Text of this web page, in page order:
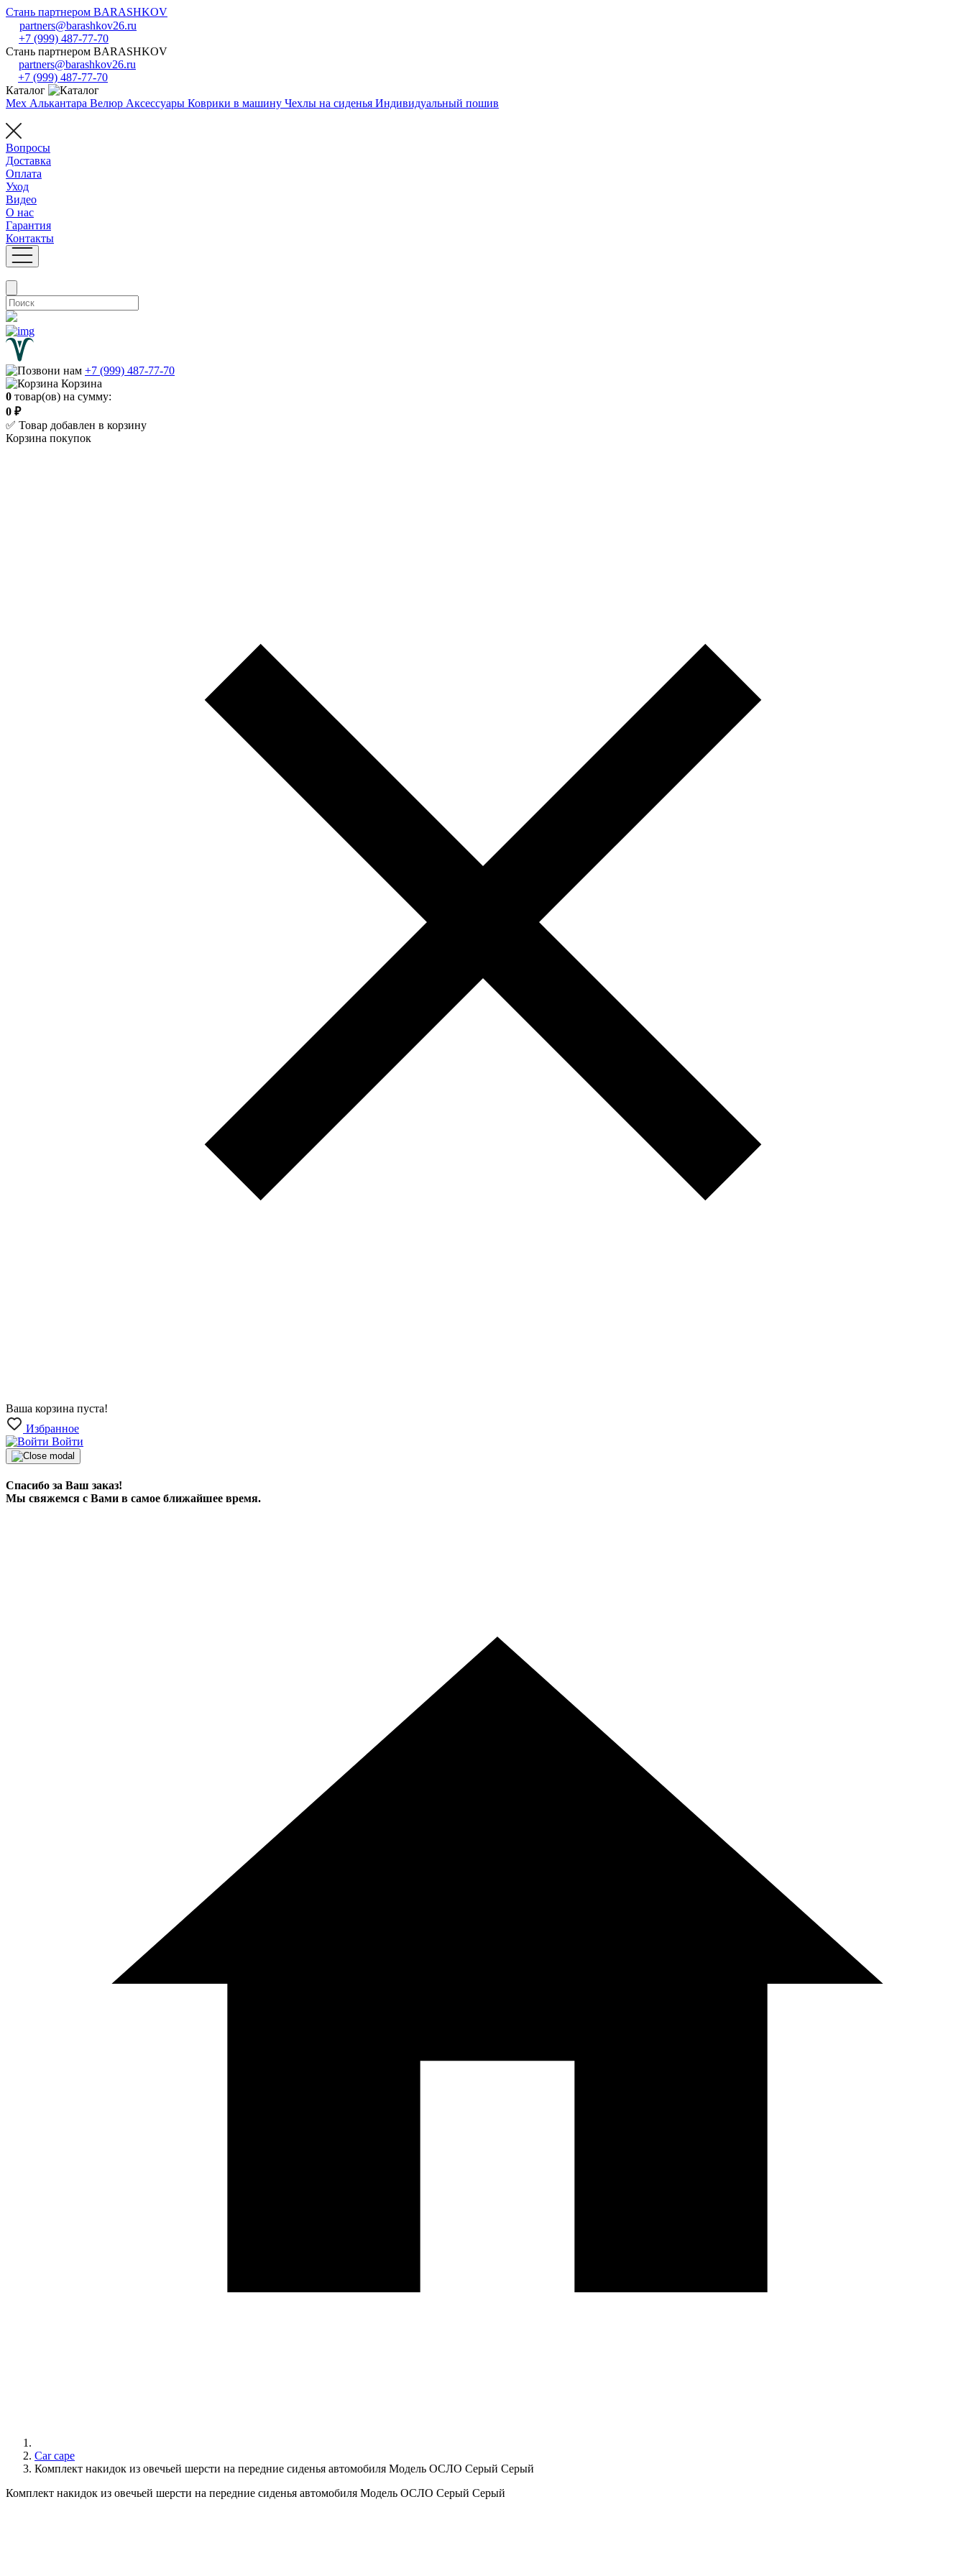
Стань партнером BARASHKOV
partners@barashkov26.ru
+7 (999) 487-77-70
Стань партнером BARASHKOV
partners@barashkov26.ru
+7 (999) 487-77-70
Каталог
Мех Алькантара Велюр Аксессуары Коврики в машину Чехлы на сиденья Индивидуальный пошив
Вопросы
Доставка
Оплата
Уход
Видео
О нас
Гарантия
Контакты
+7 (999) 487-77-70
Корзина
0 товар(ов) на сумму:
0 ₽
✅ Товар добавлен в корзину
Корзина покупок
Ваша корзина пуста!
Избранное
Войти
Спасибо за Ваш заказ!
Мы свяжемся с Вами в самое ближайшее время.
Car cape
Комплект накидок из овечьей шерсти на передние сиденья автомобиля Модель ОСЛО Серый Серый
Комплект накидок из овечьей шерсти на передние сиденья автомобиля Модель ОСЛО Серый Серый